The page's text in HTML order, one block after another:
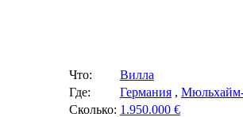
Что:
Вилла
Где:
Германия ,
Сколько: 1.950.000 €